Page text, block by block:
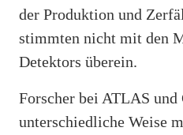
der Produktion und
stimmten nicht mit den
Detektors überein.
Forscher bei ATLAS und
unterschiedliche Weise